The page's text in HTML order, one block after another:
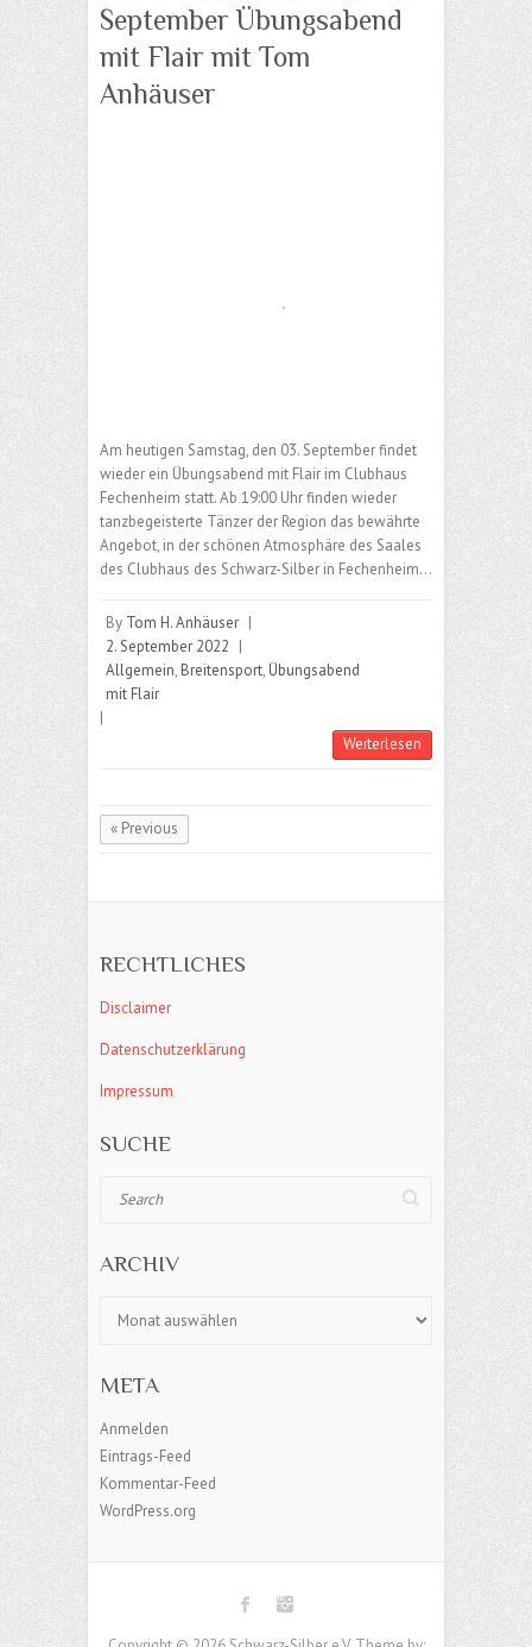
September Übungsabend
mit Flair mit Tom
Anhäuser
Am heutigen Samstag, den 03. September findet
wieder ein Übungsabend mit Flair im Clubhaus
Fechenheim statt. Ab 19:00 Uhr finden wieder
tanzbegeisterte Tänzer der Region das bewährte
Angebot, in der schönen Atmosphäre des Saales
des Clubhaus des Schwarz-Silber in Fechenheim…
By Tom H. Anhäuser |
2. September 2022 |
Allgemein, Breitensport, Übungsabend
mit Flair
|
Weiterlesen
« Previous
RECHTLICHES
Disclaimer
Datenschutzerklärung
Impressum
SUCHE
ARCHIV
META
Anmelden
Eintrags-Feed
Kommentar-Feed
WordPress.org